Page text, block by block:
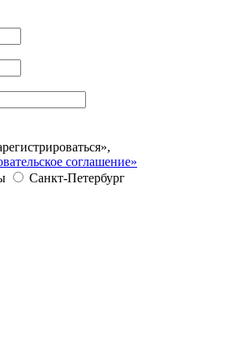
соглашение»
Санкт-Петербург